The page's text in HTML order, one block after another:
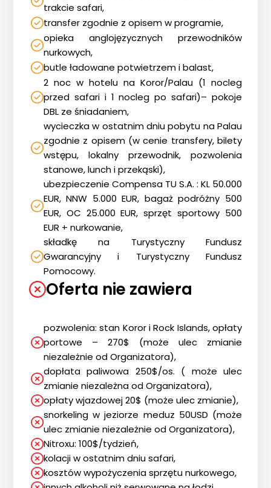
Strona główna !!!
O nas
Wyprawy Nurkowe
Gdzie i kiedy nurkować
Galeria
trakcie safari,
transfer zgodnie z opisem w programie,
opieka anglojęzycznych przewodników
nurkowych,
butle ładowane potwietrzem i balast,
2 noc w hotelu na Koror/Palau (1 nocleg
przed safari i 1 nocleg po safari)– pokoje
DBL ze śniadaniem,
wycieczka w ostatnim dniu pobytu na Palau
zgodnie z opisem (w cenie transfery, bilety
wstępu, lokalny przewodnik, pozwolenia
stanowe, lunch i przekąski),
ubezpieczenie Compensa TU S.A. : KL 50.000
EUR, NNW 5.000 EUR, bagaż podróżny 500
EUR, OC 25.000 EUR, sprzęt sportowy 500
EUR + nurkowanie,
składkę na Turystyczny Fundusz
Gwarancyjny i Turystyczny Fundusz
Pomocowy.
Oferta nie zawiera
pozwolenia: stan Koror i Rock Islands, opłaty
portowe – 270$ (może ulec zmianie
niezależnie od Organizatora),
dopłata paliwowa 250$/os. ( może ulec
zmianie niezależna od Organizatora),
opłaty wjazdowej 20$ (może ulec zmianie),
snorkeling w jeziorze meduz 50USD (może
ulec zmianie niezależnie od Organizatora),
Nitroxu: 100$/tydzień,
kolacji w ostatnim dniu safari,
kosztów wypożyczenia sprzętu nurkowego,